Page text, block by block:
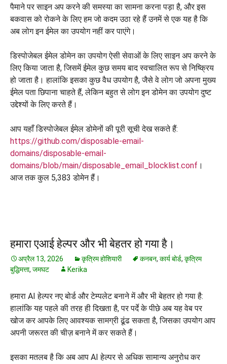
पैमाने पर साइन अप करने की समस्या का सामना करना पड़ा है, और इस
बकवास को रोकने के लिए हम जो कदम उठा रहे हैं उनमें से एक यह है कि
अब लोग इन ईमेल का उपयोग नहीं कर पाएंगे।
डिस्पोजेबल ईमेल डोमेन का उपयोग ऐसी सेवाओं के लिए साइन अप करने के
लिए किया जाता है, जिसमें ईमेल कुछ समय बाद स्वचालित रूप से निष्क्रिय
हो जाता है। हालांकि इसका कुछ वैध उपयोग है, जैसे वे लोग जो अपना मुख्य
ईमेल पता छिपाना चाहते हैं, लेकिन बहुत से लोग इन डोमेन का उपयोग दुष्ट
उद्देश्यों के लिए करते हैं।
आप यहाँ डिस्पोजेबल ईमेल डोमेनों की पूरी सूची देख सकते हैं:
https://github.com/disposable-email-
domains/disposable-email-
domains/blob/main/disposable_email_blocklist.conf ।
आज तक कुल 5,383 डोमेन हैं।
हमारा एआई हेल्पर और भी बेहतर हो गया है।
अप्रैल 13, 2026 कृत्रिम होशियारी कनबन, कार्य बोर्ड, कृत्रिम
बुद्धिमत्ता, जमघट Kerika
हमारा AI हेल्पर नए बोर्ड और टेम्पलेट बनाने में और भी बेहतर हो गया है:
हालांकि यह पहले की तरह ही दिखता है, पर पर्दे के पीछे अब यह वेब पर
खोज कर आपके लिए आवश्यक सामग्री ढूंढ सकता है, जिसका उपयोग आप
अपनी जरूरत की चीज़ बनाने में कर सकते हैं।
इसका मतलब है कि अब आप AI हेल्पर से अधिक सामान्य अनुरोध कर